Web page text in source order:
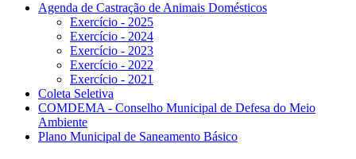
Agenda de Castração de Animais Domésticos
Exercício - 2025
Exercício - 2024
Exercício - 2023
Exercício - 2022
Exercício - 2021
Coleta Seletiva
COMDEMA - Conselho Municipal de Defesa do Meio
Ambiente
Plano Municipal de Saneamento Básico